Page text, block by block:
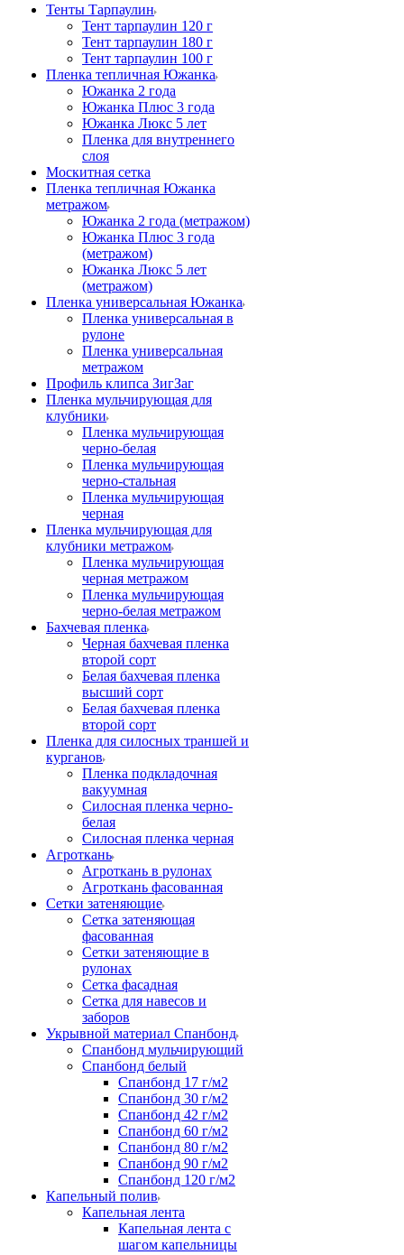
Тенты Тарпаулин
Тент тарпаулин 120 г
Тент тарпаулин 180 г
Тент тарпаулин 100 г
Пленка тепличная Южанка
Южанка 2 года
Южанка Плюс 3 года
Южанка Люкс 5 лет
Пленка для внутреннего
слоя
Москитная сетка
Пленка тепличная Южанка
метражом
Южанка 2 года (метражом)
Южанка Плюс 3 года
(метражом)
Южанка Люкс 5 лет
(метражом)
Пленка универсальная Южанка
Пленка универсальная в
рулоне
Пленка универсальная
метражом
Профиль клипса ЗигЗаг
Пленка мульчирующая для
клубники
Пленка мульчирующая
черно-белая
Пленка мульчирующая
черно-стальная
Пленка мульчирующая
черная
Пленка мульчирующая для
клубники метражом
Пленка мульчирующая
черная метражом
Пленка мульчирующая
черно-белая метражом
Бахчевая пленка
Черная бахчевая пленка
второй сорт
Белая бахчевая пленка
высший сорт
Белая бахчевая пленка
второй сорт
Пленка для силосных траншей и
курганов
Пленка подкладочная
вакуумная
Силосная пленка черно-
белая
Силосная пленка черная
Агроткань
Агроткань в рулонах
Агроткань фасованная
Сетки затеняющие
Сетка затеняющая
фасованная
Сетки затеняющие в
рулонах
Сетка фасадная
Сетка для навесов и
заборов
Укрывной материал Спанбонд
Спанбонд мульчирующий
Спанбонд белый
Спанбонд 17 г/м2
Спанбонд 30 г/м2
Спанбонд 42 г/м2
Спанбонд 60 г/м2
Спанбонд 80 г/м2
Спанбонд 90 г/м2
Спанбонд 120 г/м2
Капельный полив
Капельная лента
Капельная лента с
шагом капельницы